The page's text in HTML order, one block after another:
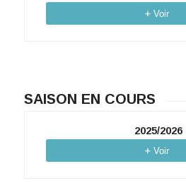
Voir
SAISON EN COURS
2025/2026
Voir